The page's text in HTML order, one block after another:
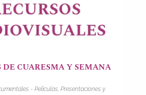
DE CUARESMA Y SEMANA
- Películas, Presentaciones y